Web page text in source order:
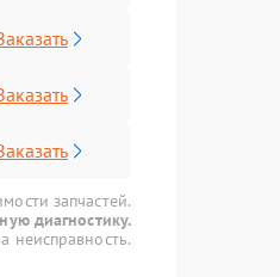
запчастей.
диагностику.
неисправность.